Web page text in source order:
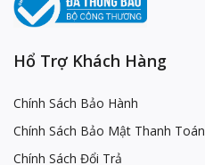
Hổ Trợ Khách Hàng
Chính Sách Bảo Hành
Chính Sách Bảo Mật Thanh Toán
Chính Sách Đổi Trả